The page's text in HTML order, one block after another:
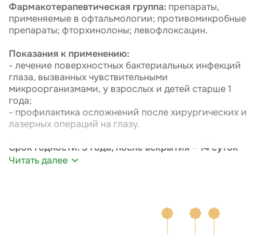
Фармакотерапевтическая группа: препараты,
применяемые в офтальмологии; противомикробные
препараты; фторхинолоны; левофлоксацин.
Показания к применению:
- лечение поверхностных бактериальных инфекций
глаза, вызванных чувствительными
микроорганизмами, у взрослых и детей старше 1
года;
- профилактика осложнений после хирургических и
лазерных операций на глазу.
Срок годности: 3 года, после вскрытия – 14 суток
Читать далее